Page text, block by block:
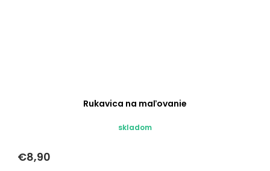
Rukavica na maľovanie
skladom
€8,90